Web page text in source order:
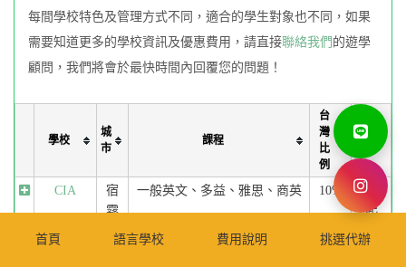
每間學校特色及管理方式不同，適合的學生對象也不同，如果
需要知道更多的學校資訊及優惠費用，請直接聯絡我們 的遊學
顧問，我們將會於最快時間內回覆您的問題！
學校
城
市
課程
台
灣
比
例
學
CIA
宿
霧
一般英文、多益、雅思、商英 10%
$1450
起
3D
宿
一般英文、多益、雅思、托
10%
$1006
首頁 語言學校 費用說明 挑選代辦